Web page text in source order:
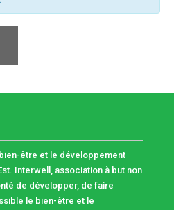
être et le développement
Interwell, association à but non
de développer, de faire
le bien-être et le